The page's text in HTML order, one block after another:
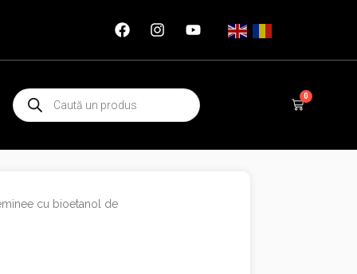
Products
search
0
Cart
cu bioetanol de